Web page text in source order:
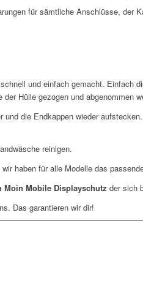
für sämtliche Anschlüsse, der
und einfach gemacht. Einfach
Hülle gezogen und abgenommen
die Endkappen wieder
reinigen.
haben für alle Modelle das
Moin Mobile Displayschutz der sich
Das garantieren wir dir!